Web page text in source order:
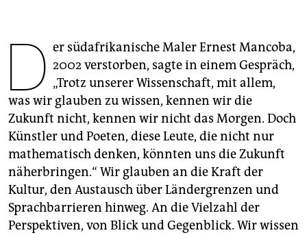
genossenschaft
epaper login
D er südafrikanische Maler Ernest Mancoba,
2002 verstorben, sagte in einem Gespräch,
„Trotz unserer Wissenschaft, mit allem,
was wir glauben zu wissen, kennen wir die
Zukunft nicht, kennen wir nicht das Morgen. Doch
Künstler und Poeten, diese Leute, die nicht nur
mathematisch denken, könnten uns die Zukunft
näherbringen.“ Wir glauben an die Kraft der
Kultur, den Austausch über Ländergrenzen und
Sprachbarrieren hinweg. An die Vielzahl der
Perspektiven, von Blick und Gegenblick. Wir wissen